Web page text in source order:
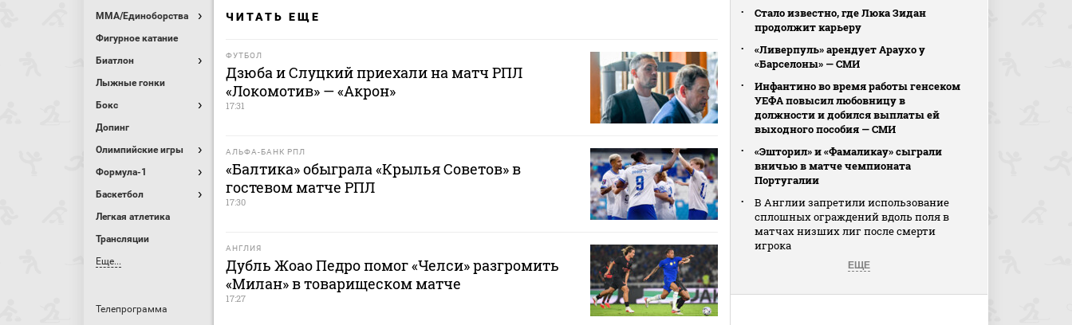
MMA/Единоборства
Фигурное катание
Биатлон
Лыжные гонки
Бокс
Допинг
Олимпийские игры
Формула-1
Баскетбол
Легкая атлетика
Трансляции
Еще...
Телепрограмма
ЧИТАТЬ ЕЩЕ
ФУТБОЛ
Дзюба и Слуцкий приехали на матч РПЛ
«Локомотив» — «Акрон»
17:31
АЛЬФА-БАНК РПЛ
«Балтика» обыграла «Крылья Советов» в
гостевом матче РПЛ
17:30
АНГЛИЯ
Дубль Жоао Педро помог «Челси» разгромить
«Милан» в товарищеском матче
17:27
Стало известно, где Люка Зидан
продолжит карьеру
«Ливерпуль» арендует Араухо у
«Барселоны» — СМИ
Инфантино во время работы генсеком
УЕФА повысил любовницу в
должности и добился выплаты ей
выходного пособия — СМИ
«Эшторил» и «Фамаликау» сыграли
вничью в матче чемпионата
Португалии
В Англии запретили использование
сплошных ограждений вдоль поля в
матчах низших лиг после смерти
игрока
ЕЩЕ